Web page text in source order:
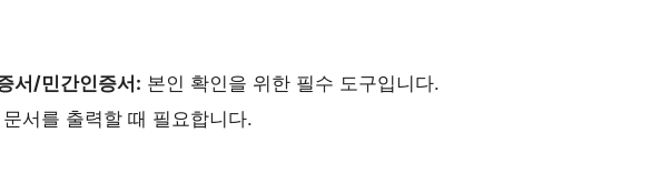
서/민간인증서: 본인 확인을 위한 필수 도구입니다.
서를 출력할 때 필요합니다.